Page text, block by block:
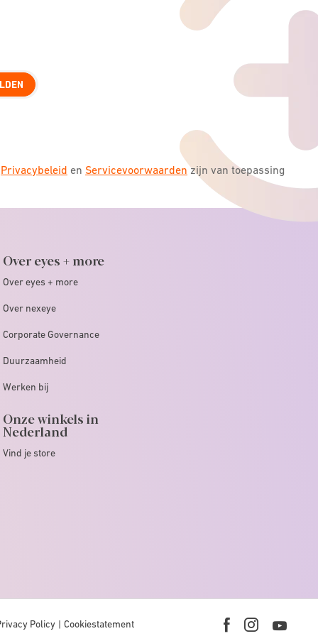
Privacybeleid en Servicevoorwaardenzijn van toepassing
Over eyes + more
Over eyes + more
Over nexeye
Corporate Governance
Duurzaamheid
Werken bij
Onze winkels in
Nederland
Vind je store
Policy Cookiestatement